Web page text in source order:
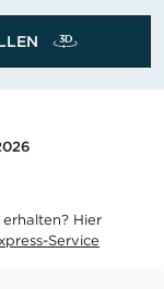
Hier
Service